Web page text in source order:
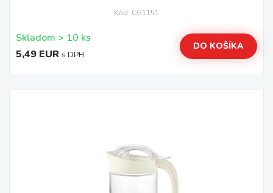
Kód: CG1151
Skladom > 10 ks
5,49 EUR s DPH
DO KOŠÍKA